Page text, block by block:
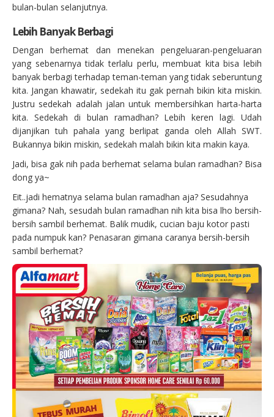
bulan-bulan selanjutnya.
Lebih Banyak Berbagi
Dengan berhemat dan menekan pengeluaran-pengeluaran
yang sebenarnya tidak terlalu perlu, membuat kita bisa lebih
banyak berbagi terhadap teman-teman yang tidak seberuntung
kita. Jangan khawatir, sedekah itu gak pernah bikin kita miskin.
Justru sedekah adalah jalan untuk membersihkan harta-harta
kita. Sedekah di bulan ramadhan? Lebih keren lagi. Udah
dijanjikan tuh pahala yang berlipat ganda oleh Allah SWT.
Bukannya bikin miskin, sedekah malah bikin kita makin kaya.
Jadi, bisa gak nih pada berhemat selama bulan ramadhan? Bisa
dong ya~
Eit..jadi hematnya selama bulan ramadhan aja? Sesudahnya
gimana? Nah, sesudah bulan ramadhan nih kita bisa lho bersih-
bersih sambil berhemat. Balik mudik, cucian baju kotor pasti
pada numpuk kan? Penasaran gimana caranya bersih-bersih
sambil berhemat?